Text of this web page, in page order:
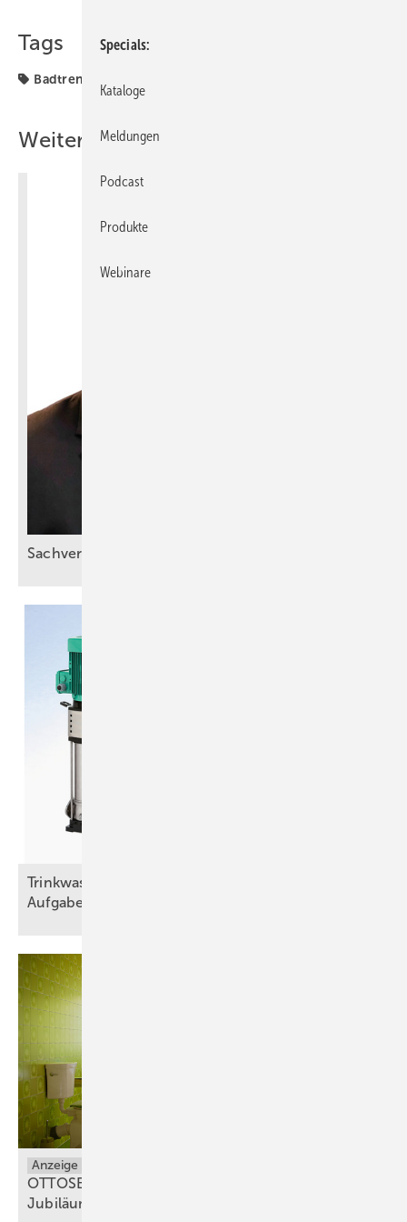
Tags
Badtrends
Weitere Inhalte
Sachverstand statt
Trinkwasser und Brandschutz – eine trennscharfe
Aufgabe
Anzeige
OTTOSEAL® S 100: Gewinnspiel zum 50-jährigen
Jubiläum
Specials
Kataloge
Meldungen
Podcast
Produkte
Webinare